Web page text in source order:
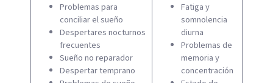
Problemas para
conciliar el sueño
Despertares nocturnos
frecuentes
Sueño no reparador
Despertar temprano
Fatiga y
somnolencia
diurna
Problemas de
memoria y
concentración